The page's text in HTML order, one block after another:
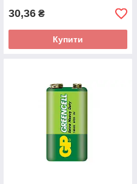
30,36 ₴
Купити